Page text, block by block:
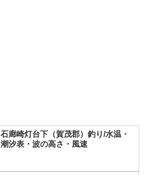
石廊崎灯台下（賀茂郡）釣り/水温・
潮汐表・波の高さ・風速